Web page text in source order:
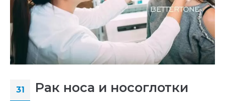
31 Рак носа и носоглотки